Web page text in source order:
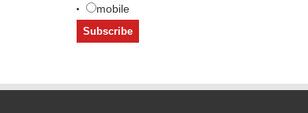
mobile